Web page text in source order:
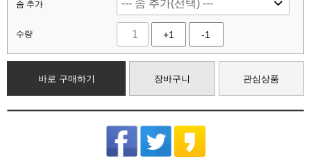
솜 추가
수량 +1 -1
바로 구매하기 장바구니 관심상품